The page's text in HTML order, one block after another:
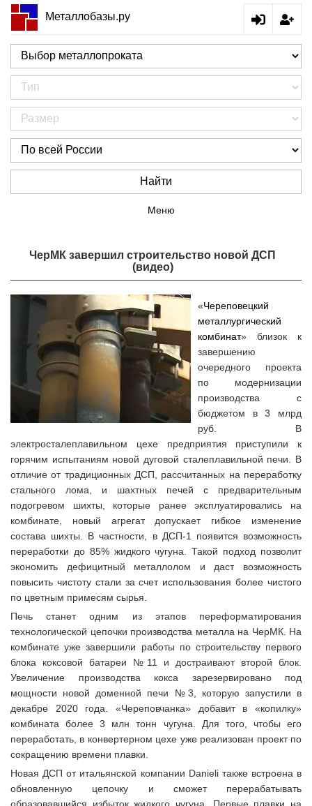
Металлобазы.ру
Найти
Меню
ЧерМК завершил строительство новой ДСП
(видео)
«Череповецкий
металлургический
комбинат» близок к
завершению
очередного проекта
по модернизации
производства с
бюджетом в 3 млрд
руб. В
электросталеплавильном цехе предприятия приступили к
горячим испытаниям новой дуговой сталеплавильной печи. В
отличие от традиционных ДСП, рассчитанных на переработку
стального лома, и шахтных печей с предварительным
подогревом шихты, которые ранее эксплуатировались на
комбинате, новый агрегат допускает гибкое изменение
состава шихты. В частности, в ДСП-1 появится возможность
переработки до 85% жидкого чугуна. Такой подход позволит
экономить дефицитный металлолом и даст возможность
повысить чистоту стали за счет использования более чистого
по цветным примесям сырья.
Печь станет одним из этапов переформатирования
технологической цепочки производства металла на ЧерМК. На
комбинате уже завершили работы по строительству первого
блока коксовой батареи №11 и достраивают второй блок.
Увеличение производства кокса зарезервировано под
мощности новой доменной печи №3, которую запустили в
декабре 2020 года. «Череповчанка» добавит в «копилку»
комбината более 3 млн тонн чугуна. Для того, чтобы его
переработать, в конвертерном цехе уже реализован проект по
сокращению времени плавки.
Новая ДСП от итальянской компании Danieli также встроена в
обновленную цепочку и сможет перерабатывать